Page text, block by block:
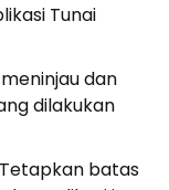
Tunai
dan
dilakukan
batas